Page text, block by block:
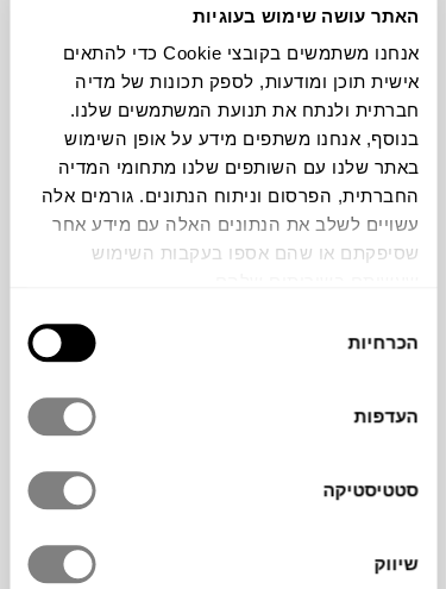
האתר עושה שימוש בעוגיות
אנחנו משתמשים בקובצי Cookie כדי להתאים
אישית תוכן ומודעות, לספק תכונות של מדיה
חברתית ולנתח את תנועת המשתמשים שלנו.
בנוסף, אנחנו משתפים מידע על אופן השימוש
באתר שלנו עם השותפים שלנו מתחומי המדיה
החברתית, הפרסום וניתוח הנתונים. גורמים אלה
עשויים לשלב את הנתונים האלה עם מידע אחר
שסיפקתם או שהם אספו בעקבות השימוש
הסכמה
הכרחיות
העדפות
סטטיסטיקה
שיווק
צבעים
היפנים נעשה באריגה ידנית מכותנה המקנה לו
מרקם נעים למעגע ומכניס שיק לחלל. שילוב
המונחים על גביו ויוצרים מראה נעים וייחודי.